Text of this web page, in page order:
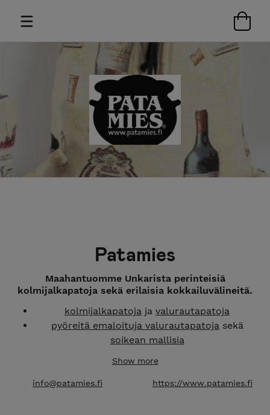
Patamies
Maahantuomme Unkarista perinteisiä
kolmijalkapatoja sekä erilaisia kokkailuvälineitä.
kolmijalkapatoja ja valurautapatoja
pyöreitä emaloituja valurautapatojasekä
soikean mallisia
pariloitajapaella tarvikkeita
makkaraprässejä
lounasastioitasekä
Show more
info@patamies.fi https://www.patamies.fi